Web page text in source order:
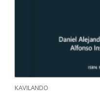
KAVILANDO